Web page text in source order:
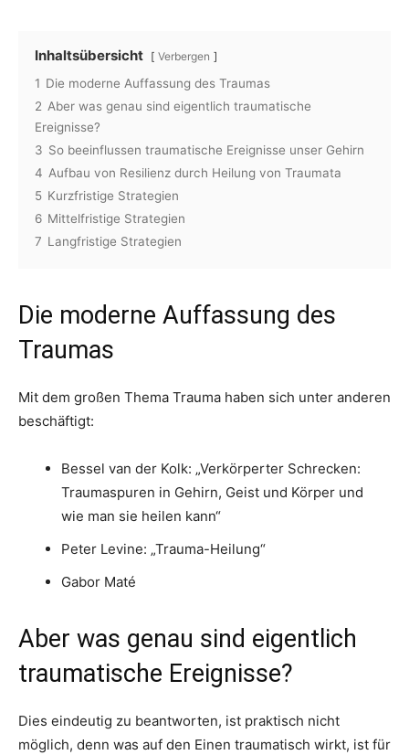
Inhaltsübersicht Verbergen
1 Die moderne Auffassung des Traumas
2 Aber was genau sind eigentlich traumatische
Ereignisse?
3 So beeinflussen traumatische Ereignisse unser Gehirn
4 Aufbau von Resilienz durch Heilung von Traumata
5 Kurzfristige Strategien
6 Mittelfristige Strategien
7 Langfristige Strategien
Die moderne Auffassung des
Traumas
Mit dem großen Thema Trauma haben sich unter anderen
beschäftigt:
Bessel van der Kolk: „Verkörperter Schrecken:
Traumaspuren in Gehirn, Geist und Körper und
wie man sie heilen kann“
Peter Levine: „Trauma-Heilung“
Gabor Maté
Aber was genau sind eigentlich
traumatische Ereignisse?
Dies eindeutig zu beantworten, ist praktisch nicht
möglich, denn was auf den Einen traumatisch wirkt, ist für